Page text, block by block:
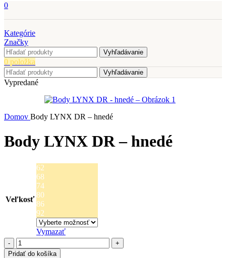
0
Kategórie
Značky
Vyhľadávanie
0 položka
Vyhľadávanie
Vypredané
Domov Body LYNX DR – hnedé
Body LYNX DR – hnedé
Veľkosť
62
68
74
80
86
92
Vymazať
množstvo
Body
Pridať do košíka